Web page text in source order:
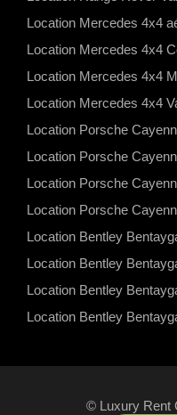
p
p
r
a
m
e
o
k
Location Mercedes 4x4
Location Mercedes 4x4
Location Mercedes 4x4
Location Mercedes 4x4
Location Porsche
Location Porsche
Location Porsche
Location Porsche
Location Bentley
Location Bentley
Location Bentley
Location Bentley
© Luxury Rent